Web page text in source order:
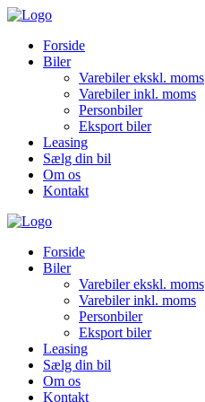
Forside
Biler
Varebiler ekskl. moms
Varebiler inkl. moms
Personbiler
Eksport biler
Leasing
Sælg din bil
Om os
Kontakt
Forside
Biler
Varebiler ekskl. moms
Varebiler inkl. moms
Personbiler
Eksport biler
Leasing
Sælg din bil
Om os
Kontakt